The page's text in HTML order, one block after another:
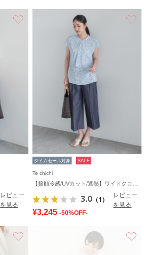
レビュー
を見る
タイムセール対象 SALE
Te chichi
3.0 （1）
レビュー
を見る
¥3,245 -50%OFF-